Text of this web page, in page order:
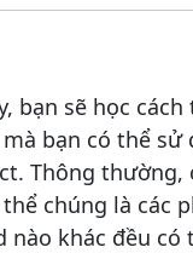
bạn sẽ học
bạn có thể
Thông thường,
chúng là các
khác đều